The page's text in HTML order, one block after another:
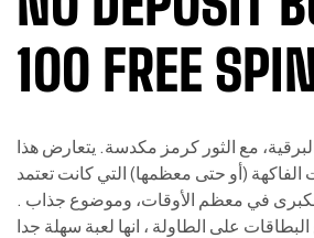
100 FREE
البرقية، مع الثور كرمز مكدسة. يتعارض هذا
الفاكهة (أو حتى معظمها) التي كانت تعتمد
الكبرى في معظم الأوقات، وموضوع جذاب .
على الطاولة ، انها لعبة سهلة جدا